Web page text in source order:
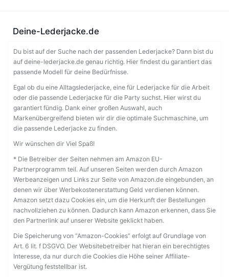
Deine-Lederjacke.de
Du bist auf der Suche nach der passenden Lederjacke? Dann bist du
auf deine-lederjacke.de genau richtig. Hier findest du garantiert das
passende Modell für deine Bedürfnisse.
Egal ob du eine Alltagslederjacke, eine für Lederjacke für die Arbeit
oder die passende Lederjacke für die Party suchst. Hier wirst du
garantiert fündig. Dank einer großen Auswahl, auch
Markenübergreifend bieten wir dir die optimale Suchmaschine, um
die passende Lederjacke zu finden.
Wir wünschen dir Viel Spaß!
* Die Betreiber der Seiten nehmen am Amazon EU-
Partnerprogramm teil. Auf unseren Seiten werden durch Amazon
Werbeanzeigen und Links zur Seite von Amazon.de eingebunden, an
denen wir über Werbekostenerstattung Geld verdienen können.
Amazon setzt dazu Cookies ein, um die Herkunft der Bestellungen
nachvollziehen zu können. Dadurch kann Amazon erkennen, dass Sie
den Partnerlink auf unserer Website geklickt haben.
Die Speicherung von “Amazon-Cookies” erfolgt auf Grundlage von
Art. 6 lit. f DSGVO. Der Websitebetreiber hat hieran ein berechtigtes
Interesse, da nur durch die Cookies die Höhe seiner Affiliate-
Vergütung feststellbar ist.